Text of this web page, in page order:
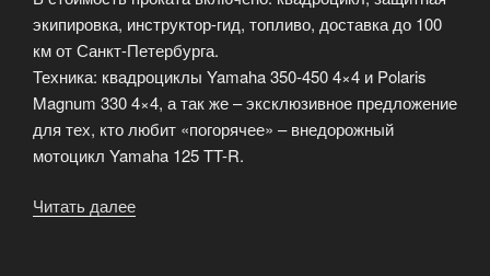
экипировка, инструктор-гид, топливо, доставка до 100
км от Санкт-Петербурга.
Техника: квадроциклы Yamaha 350-450 4×4 и Polaris
Magnum 330 4×4, а так же – эксклюзивное предложение
для тех, кто любит «погорячее» – внедорожный
мотоцикл Yamaha 125 TT-R.
Читать далее